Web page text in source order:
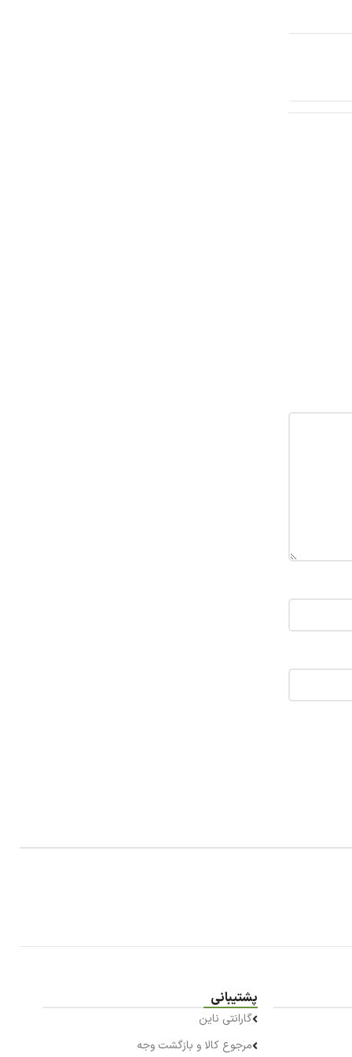
پشتیبانی
گارانتی ناین
مرجوع کالا و بازگشت وجه